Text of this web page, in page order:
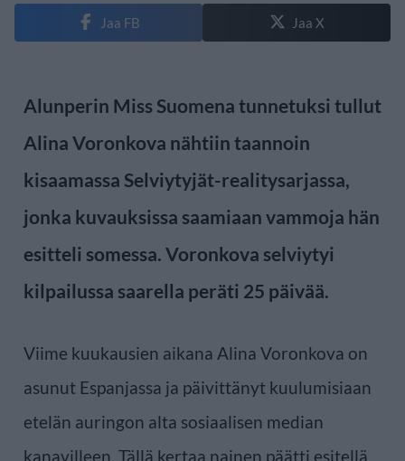
Jaa FB Jaa X
Alunperin Miss Suomena tunnetuksi tullut
Alina Voronkova nähtiin taannoin
kisaamassa Selviytyjät-realitysarjassa,
jonka kuvauksissa saamiaan vammoja hän
esitteli somessa. Voronkova selviytyi
kilpailussa saarella peräti 25 päivää.
Viime kuukausien aikana Alina Voronkova on
asunut Espanjassa ja päivittänyt kuulumisiaan
etelän auringon alta sosiaalisen median
kanavilleen. Tällä kertaa nainen päätti esitellä